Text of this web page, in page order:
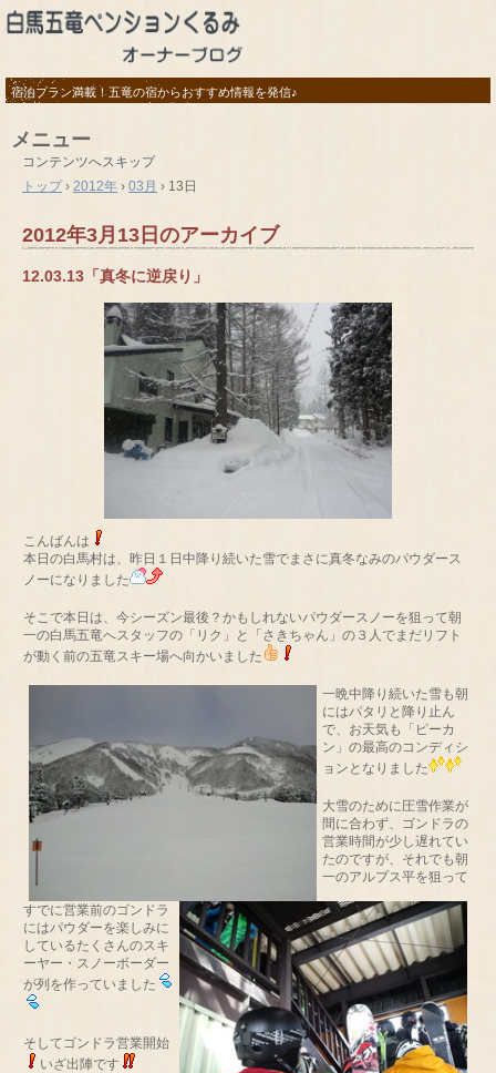
宿泊プラン満載！五竜の宿からおすすめ情報を発信♪
メニュー
コンテンツへスキップ
トップ › 2012年 › 03月 › 13日
2012年3月13日 のアーカイブ
12.03.13「真冬に逆戻り」
こんばんは
本日の白馬村は、昨日１日中降り続いた雪でまさに真冬なみのパウダース
ノーになりました
そこで本日は、今シーズン最後？かもしれないパウダースノーを狙って朝
一の白馬五竜へスタッフの「リク」と「さきちゃん」の３人でまだリフト
が動く前の五竜スキー場へ向かいました
一晩中降り続いた雪も朝
にはパタリと降り止ん
で、お天気も「ピーカ
ン」の最高のコンディシ
ョンとなり ました
大雪のために圧雪作業が
間に合わず、ゴンドラの
営業時間が少し遅れてい
たのですが、それでも朝
一のアルプス平を狙って
すでに営業前のゴンドラ
にはパウダーを楽しみに
しているたくさんのスキ
ーヤー・スノーボーダー
が列を作っていました
そしてゴンドラ営業開始
いざ出陣です